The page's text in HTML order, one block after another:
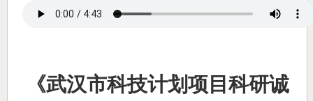
《武汉市科技计划项目科研诚